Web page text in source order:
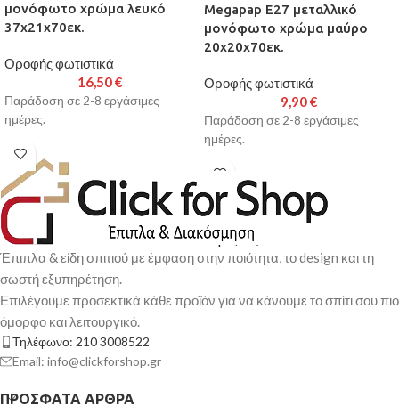
μονόφωτο χρώμα λευκό
37x21x70εκ.
Οροφής φωτιστικά
16,50€
Παράδοση σε 2-8 εργάσιμες
ημέρες.
Megapap E27 μεταλλικό
μονόφωτο χρώμα μαύρο
20x20x70εκ.
Οροφής φωτιστικά
9,90€
Παράδοση σε 2-8 εργάσιμες
ημέρες.
Έπιπλα & είδη σπιτιού με έμφαση στην ποιότητα, το design και τη
σωστή εξυπηρέτηση.
Επιλέγουμε προσεκτικά κάθε προϊόν για να κάνουμε το σπίτι σου πιο
όμορφο και λειτουργικό.
Τηλέφωνο: 210 3008522
Email: info@clickforshop.gr
ΠΡΌΣΦΑΤΑ ΆΡΘΡΑ